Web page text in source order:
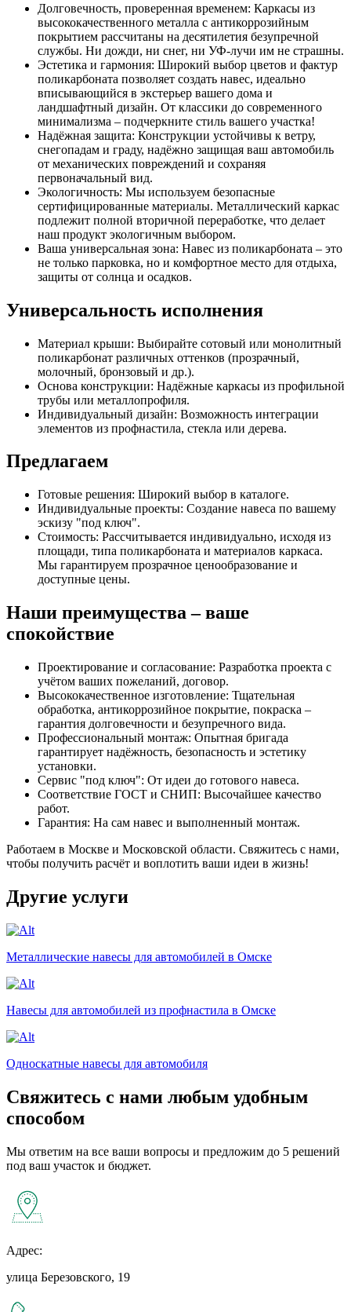
Долговечность, проверенная временем: Каркасы из
высококачественного металла с антикоррозийным
покрытием рассчитаны на десятилетия безупречной
службы. Ни дожди, ни снег, ни УФ-лучи им не страшны.
Эстетика и гармония: Широкий выбор цветов и фактур
поликарбоната позволяет создать навес, идеально
вписывающийся в экстерьер вашего дома и
ландшафтный дизайн. От классики до современного
минимализма – подчеркните стиль вашего участка!
Надёжная защита: Конструкции устойчивы к ветру,
снегопадам и граду, надёжно защищая ваш автомобиль
от механических повреждений и сохраняя
первоначальный вид.
Экологичность: Мы используем безопасные
сертифицированные материалы. Металлический каркас
подлежит полной вторичной переработке, что делает
наш продукт экологичным выбором.
Ваша универсальная зона: Навес из поликарбоната – это
не только парковка, но и комфортное место для отдыха,
защиты от солнца и осадков.
Универсальность исполнения
Материал крыши: Выбирайте сотовый или монолитный
поликарбонат различных оттенков (прозрачный,
молочный, бронзовый и др.).
Основа конструкции: Надёжные каркасы из профильной
трубы или металлопрофиля.
Индивидуальный дизайн: Возможность интеграции
элементов из профнастила, стекла или дерева.
Предлагаем
Готовые решения: Широкий выбор в каталоге.
Индивидуальные проекты: Создание навеса по вашему
эскизу "под ключ".
Стоимость: Рассчитывается индивидуально, исходя из
площади, типа поликарбоната и материалов каркаса.
Мы гарантируем прозрачное ценообразование и
доступные цены.
Наши преимущества – ваше
спокойствие
Проектирование и согласование: Разработка проекта с
учётом ваших пожеланий, договор.
Высококачественное изготовление: Тщательная
обработка, антикоррозийное покрытие, покраска –
гарантия долговечности и безупречного вида.
Профессиональный монтаж: Опытная бригада
гарантирует надёжность, безопасность и эстетику
установки.
Сервис "под ключ": От идеи до готового навеса.
Соответствие ГОСТ и СНИП: Высочайшее качество
работ.
Гарантия: На сам навес и выполненный монтаж.
Работаем в Москве и Московской области. Свяжитесь с нами,
чтобы получить расчёт и воплотить ваши идеи в жизнь!
Другие услуги
Металлические навесы для автомобилей в Омске
Навесы для автомобилей из профнастила в Омске
Односкатные навесы для автомобиля
Свяжитесь с нами любым удобным
способом
Мы ответим на все ваши вопросы и предложим до 5 решений
под ваш участок и бюджет.
Адрес:
улица Березовского, 19